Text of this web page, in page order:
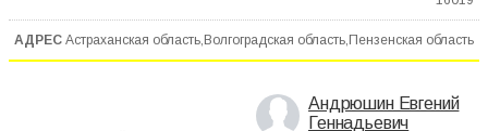
Астраханская область,Волгоградская область,Пензенская область
Андрюшин Евгений
Геннадьевич